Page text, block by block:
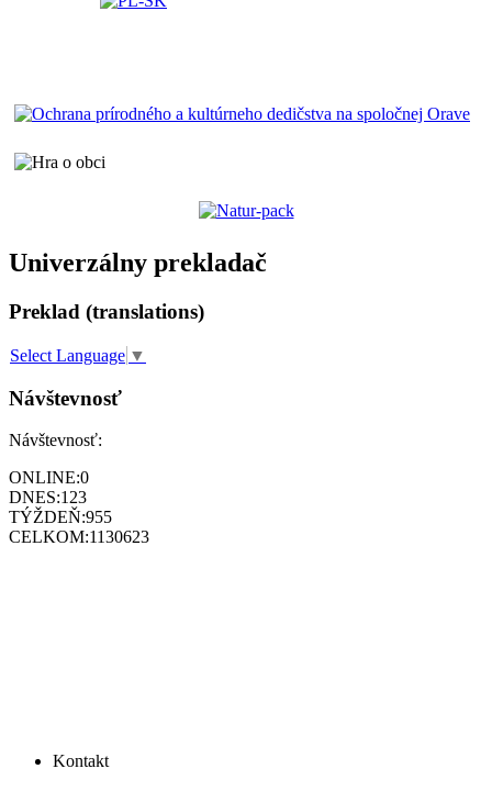
Univerzálny prekladač
Preklad (translations)
Select Language ▼
Návštevnosť
Návštevnosť:
ONLINE:0
DNES:123
TÝŽDEŇ:955
CELKOM:1130623
Kontakt